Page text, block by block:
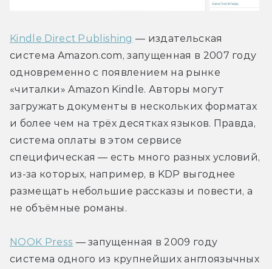
Kindle Direct Publishing — издательская
система Amazon.com, запущенная в 2007 году
одновременно с появлением на рынке
«читалки» Amazon Kindle. Авторы могут
загружать документы в нескольких форматах
и более чем на трёх десятках языков. Правда,
система оплаты в этом сервисе
специфическая — есть много разных условий,
из-за которых, например, в KDP выгоднее
размещать небольшие рассказы и повести, а
не объёмные романы.
NOOK Press — запущенная в 2009 году
система одного из крупнейших англоязычных